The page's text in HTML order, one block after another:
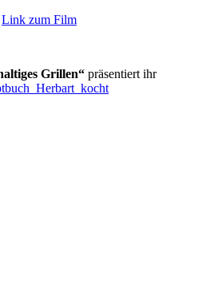
Link zum Film
Grillen“präsentiert ihr